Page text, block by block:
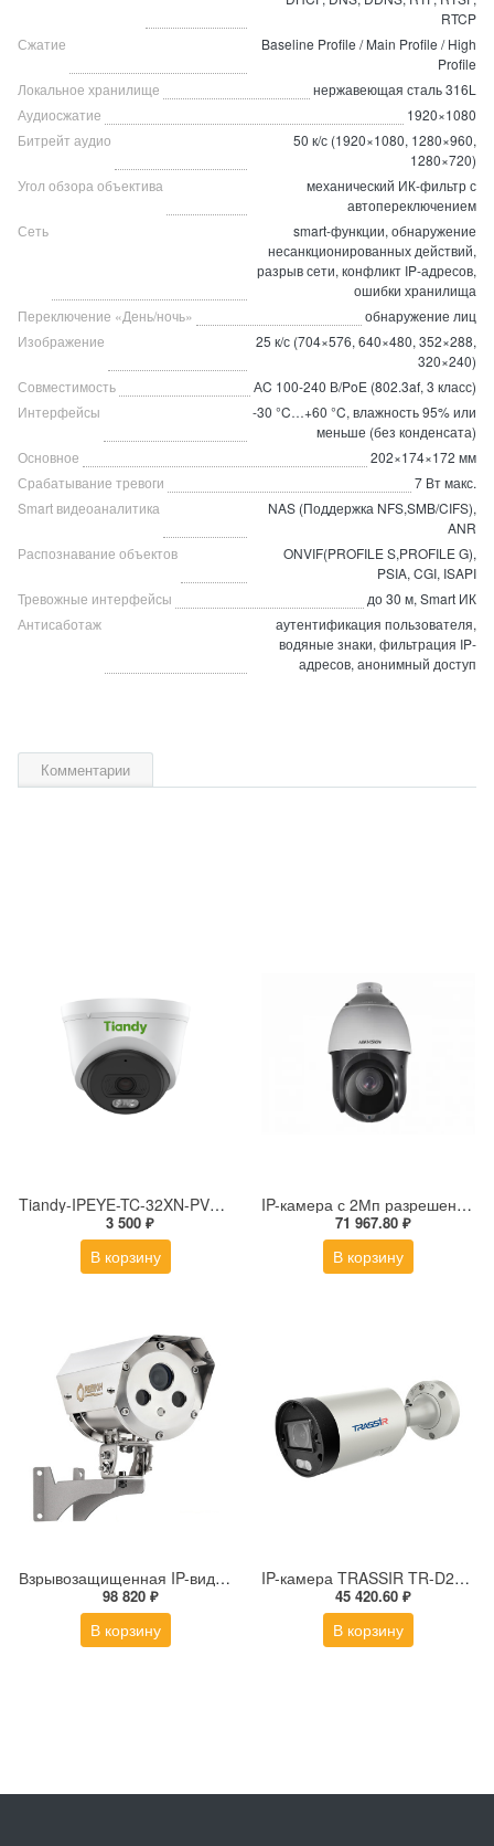
RTCP
Сжатие
Baseline Profile / Main Profile / High
Profile
Локальное хранилище
нержавеющая сталь 316L
Аудиосжатие
1920×1080
Битрейт аудио
50 к/с (1920×1080, 1280×960,
1280×720)
Угол обзора объектива
механический ИК-фильтр с
автопереключением
Сеть
smart-функции, обнаружение
несанкционированных действий,
разрыв сети, конфликт IP-адресов,
ошибки хранилища
Переключение «День/ночь»
обнаружение лиц
Изображение
25 к/с (704×576, 640×480, 352×288,
320×240)
Совместимость
АC 100-240 В/PoE (802.3af, 3 класс)
Интерфейсы
-30 °C…+60 °C, влажность 95% или
меньше (без конденсата)
Основное
202×174×172 мм
Срабатывание тревоги
7 Вт макс.
Smart видеоаналитика
NAS (Поддержка NFS,SMB/CIFS),
ANR
Распознавание объектов
ONVIF(PROFILE S,PROFILE G),
PSIA, CGI, ISAPI
Тревожные интерфейсы
до 30 м, Smart ИК
Антисаботаж
аутентификация пользователя,
водяные знаки, фильтрация IP-
адресов, анонимный доступ
Комментарии
Tiandy-IPEYE-TC-32XN-PVZ 2Мп купольная «турель» IP камера с фиксированным объективом, серия SPARK со встроенным агентом IPEYE для ПВЗ
3 500 ₽
В корзину
IP-камера с 2Мп разрешением DS-2DE4225IW-DE(S5)
71 967.80 ₽
В корзину
Взрывозащищенная IP-видеокамера Релион Релион-Exd-Н-100-ИК-IP5Мп2.8mm-PoE-МК-TR
98 820 ₽
В корзину
IP-камера TRASSIR TR-D2183ZIR6 v7 (2.7-13.5 мм)
45 420.60 ₽
В корзину